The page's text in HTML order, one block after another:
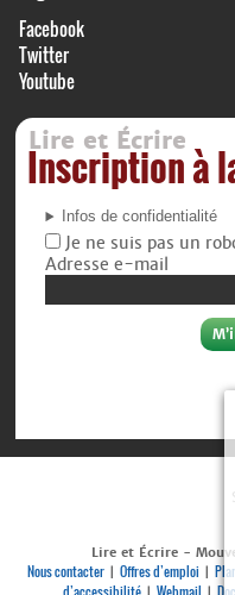
Facebook
Twitter
Youtube
Lire et Écrire
Inscription à
Infos de confidentialité
Je ne suis pas un
Adresse e-mail
Lire et Écrire -
Nous contacter| Offres d’emploi